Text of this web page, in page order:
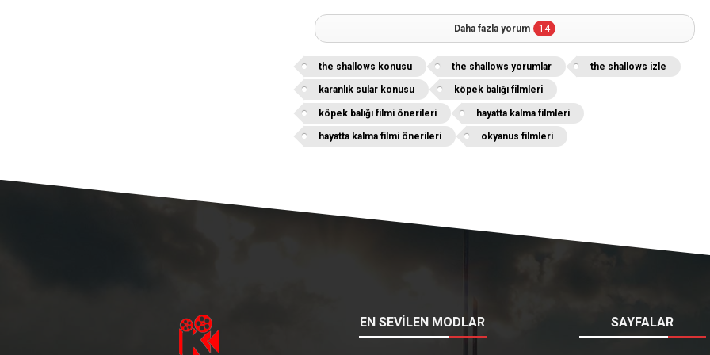
Daha fazla yorum 14
the shallows konusu the shallows yorumlar the shallows izle
karanlık sular konusu köpek balığı filmleri
köpek balığı filmi önerileri hayatta kalma filmleri
hayatta kalma filmi önerileri okyanus filmleri
EN SEVİLEN MODLAR SAYFALAR